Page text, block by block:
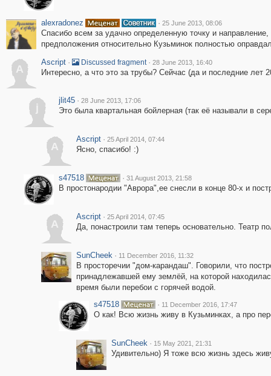
alexradonez · 25 June 2013, 08:06
Спасибо всем за удачно определенную точку и
предположения относительно Кузьминок полностью
A
Ascript · Discussed fragment · 28 June 2013, 16:40
Интересно, а что это за трубы? Сейчас (да и последние лет
j
jlit45 · 28 June 2013, 17:06
Это была квартальная бойлерная (так её называли в
A
Ascript · 25 April 2014, 07:44
Ясно, спасибо! :)
s47518 · 31 August 2013, 21:58
В простонародии "Аврора",ее снесли в конце 80-х и
A
Ascript · 25 April 2014, 07:45
Да, понастроили там теперь основательно. Театр
SunCheek · 11 December 2016, 11:32
В просторечии "дом-карандаш". Говорили, что
принадлежавшей ему землёй, на которой
время были перебои с горячей водой.
s47518
· 11 December 2016, 17:47
О как! Всю жизнь живу в Кузьминках, а про
SunCheek · 15 May 2021, 21:31
Удивительно) Я тоже всю жизнь здесь